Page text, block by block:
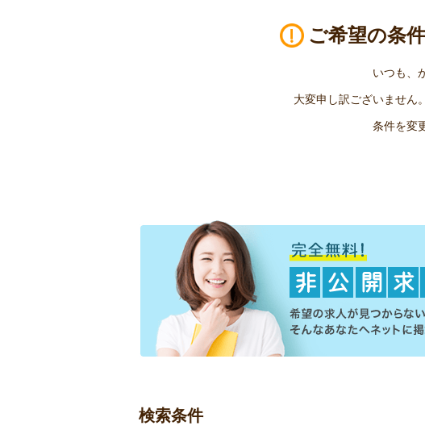
ご希望の条
いつも、
大変申し訳ございません
条件を変
検索条件